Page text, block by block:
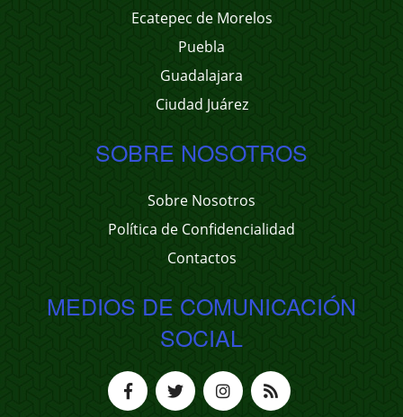
Ecatepec de Morelos
Puebla
Guadalajara
Ciudad Juárez
SOBRE NOSOTROS
Sobre Nosotros
Política de Confidencialidad
Contactos
MEDIOS DE COMUNICACIÓN
SOCIAL